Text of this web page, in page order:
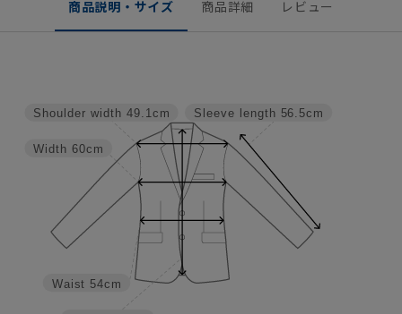
商品説明・サイズ 商品詳細 レビュー
Sleeve length 56.5cm
Waist 54cm
Width 60cm
Shoulder width 49.1cm